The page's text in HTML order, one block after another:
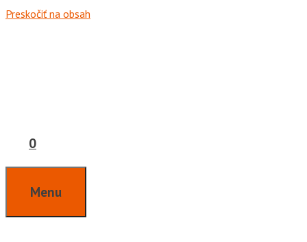
Preskočiť na obsah
0
Menu